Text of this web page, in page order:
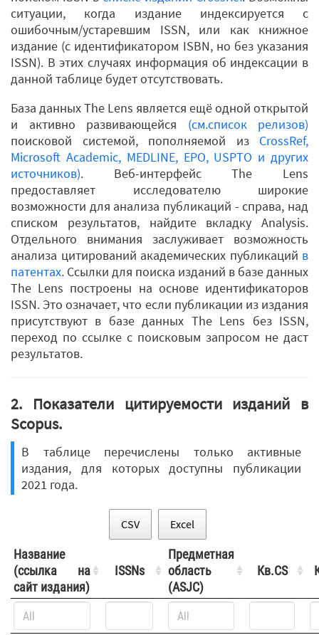
ситуации, когда издание индексируется с
ошибочным/устаревшим ISSN, или как книжное
издание (с идентификатором ISBN, но без указания
ISSN). В этих случаях информация об индексации в
данной таблице будет отсутствовать.
База данных The Lens является ещё одной открытой
и активно развивающейся (см.список релизов)
поисковой системой, пополняемой из CrossRef,
Microsoft Academic, MEDLINE, EPO, USPTO и других
источников). Веб-интерфейс The Lens
предоставляет исследователю широкие
возможности для анализа публикаций - справа, над
списком результатов, найдите вкладку Analysis.
Отдельного внимания заслуживает возможность
анализа цитирований академических публикаций в
патентах. Ссылки для поиска изданий в базе данных
The Lens построены на основе идентификаторов
ISSN. Это означает, что если публикации из издания
присутствуют в базе данных The Lens без ISSN,
переход по ссылке с поисковым запросом не даст
результатов.
2. Показатели цитируемости изданий в
Scopus.
В таблице перечислены только активные
издания, для которых доступны публикации
2021 года.
CSV Excel
Название
(ссылка на
сайт издания)
ISSNs
Предметная
область
(ASJC)
Кв.CS